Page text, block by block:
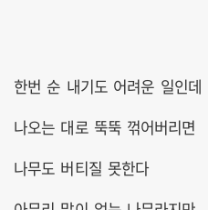
한번 순 내기도 어려운 일인데
나오는 대로 뚝뚝 꺾어버리면
나무도 버티질 못한다